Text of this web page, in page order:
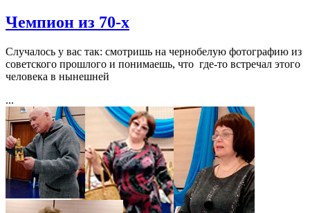
Чемпион из 70-х
Случалось у вас так: смотришь на чернобелую фотографию из
советского прошлого и понимаешь, что где-то встречал этого
человека в нынешней
...